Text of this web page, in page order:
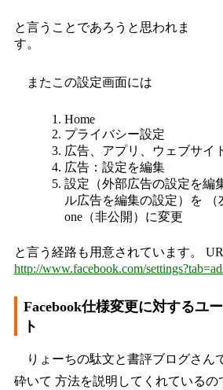
と言うことであろうと思われま
す。
またこの設定画面には
Home
プライバシー設定
広告、アプリ、ウェブサイ
広告：設定を編集
設定（外部広告の設定を編
ル広告を編集の設定）を （
one（非公開）に変更
と言う経路も用意されています。
http://www.facebook.com/
Facebook仕様変更に対するユ
ト
りょーちの駄文と書評ブログさん
砕いて 方法を説明してくれているの